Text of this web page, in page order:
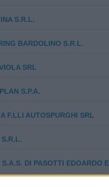
S.R.L.
BARDOLINO S.R.L.
SRL
S.P.A.
F.LLI AUTOSPURGHI SRL
S.A.S. DI PASOTTI EDOARDO E